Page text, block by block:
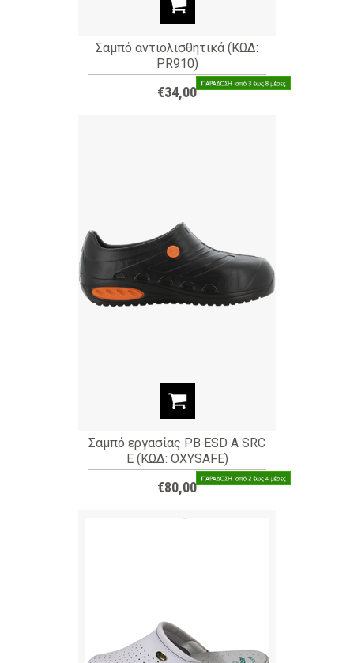
Σαμπό αντιολισθητικά (ΚΩΔ:
PR910)
€34,00
Σαμπό εργασίας PB ESD A SRC
E (ΚΩΔ: OXYSAFE)
€80,00